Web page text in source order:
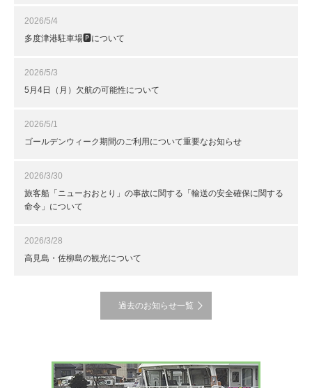
2026/5/4
多度津港駐車場🅿について
2026/5/3
5月4日（月）欠航の可能性について
2026/5/1
ゴールデンウィーク期間のご利用について重要なお知らせ
2026/3/30
旅客船「ニューおおとり」の事故に関する「輸送の安全確保に関する
命令」について
2026/3/28
高見島・佐柳島の観光について
過去のお知らせ一覧